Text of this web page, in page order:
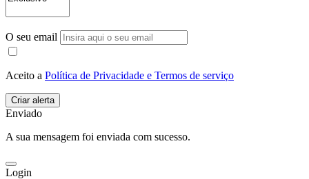
O seu email
Aceito a Política de Privacidade e Termos de serviço
Enviado
A sua mensagem foi enviada com sucesso.
Login